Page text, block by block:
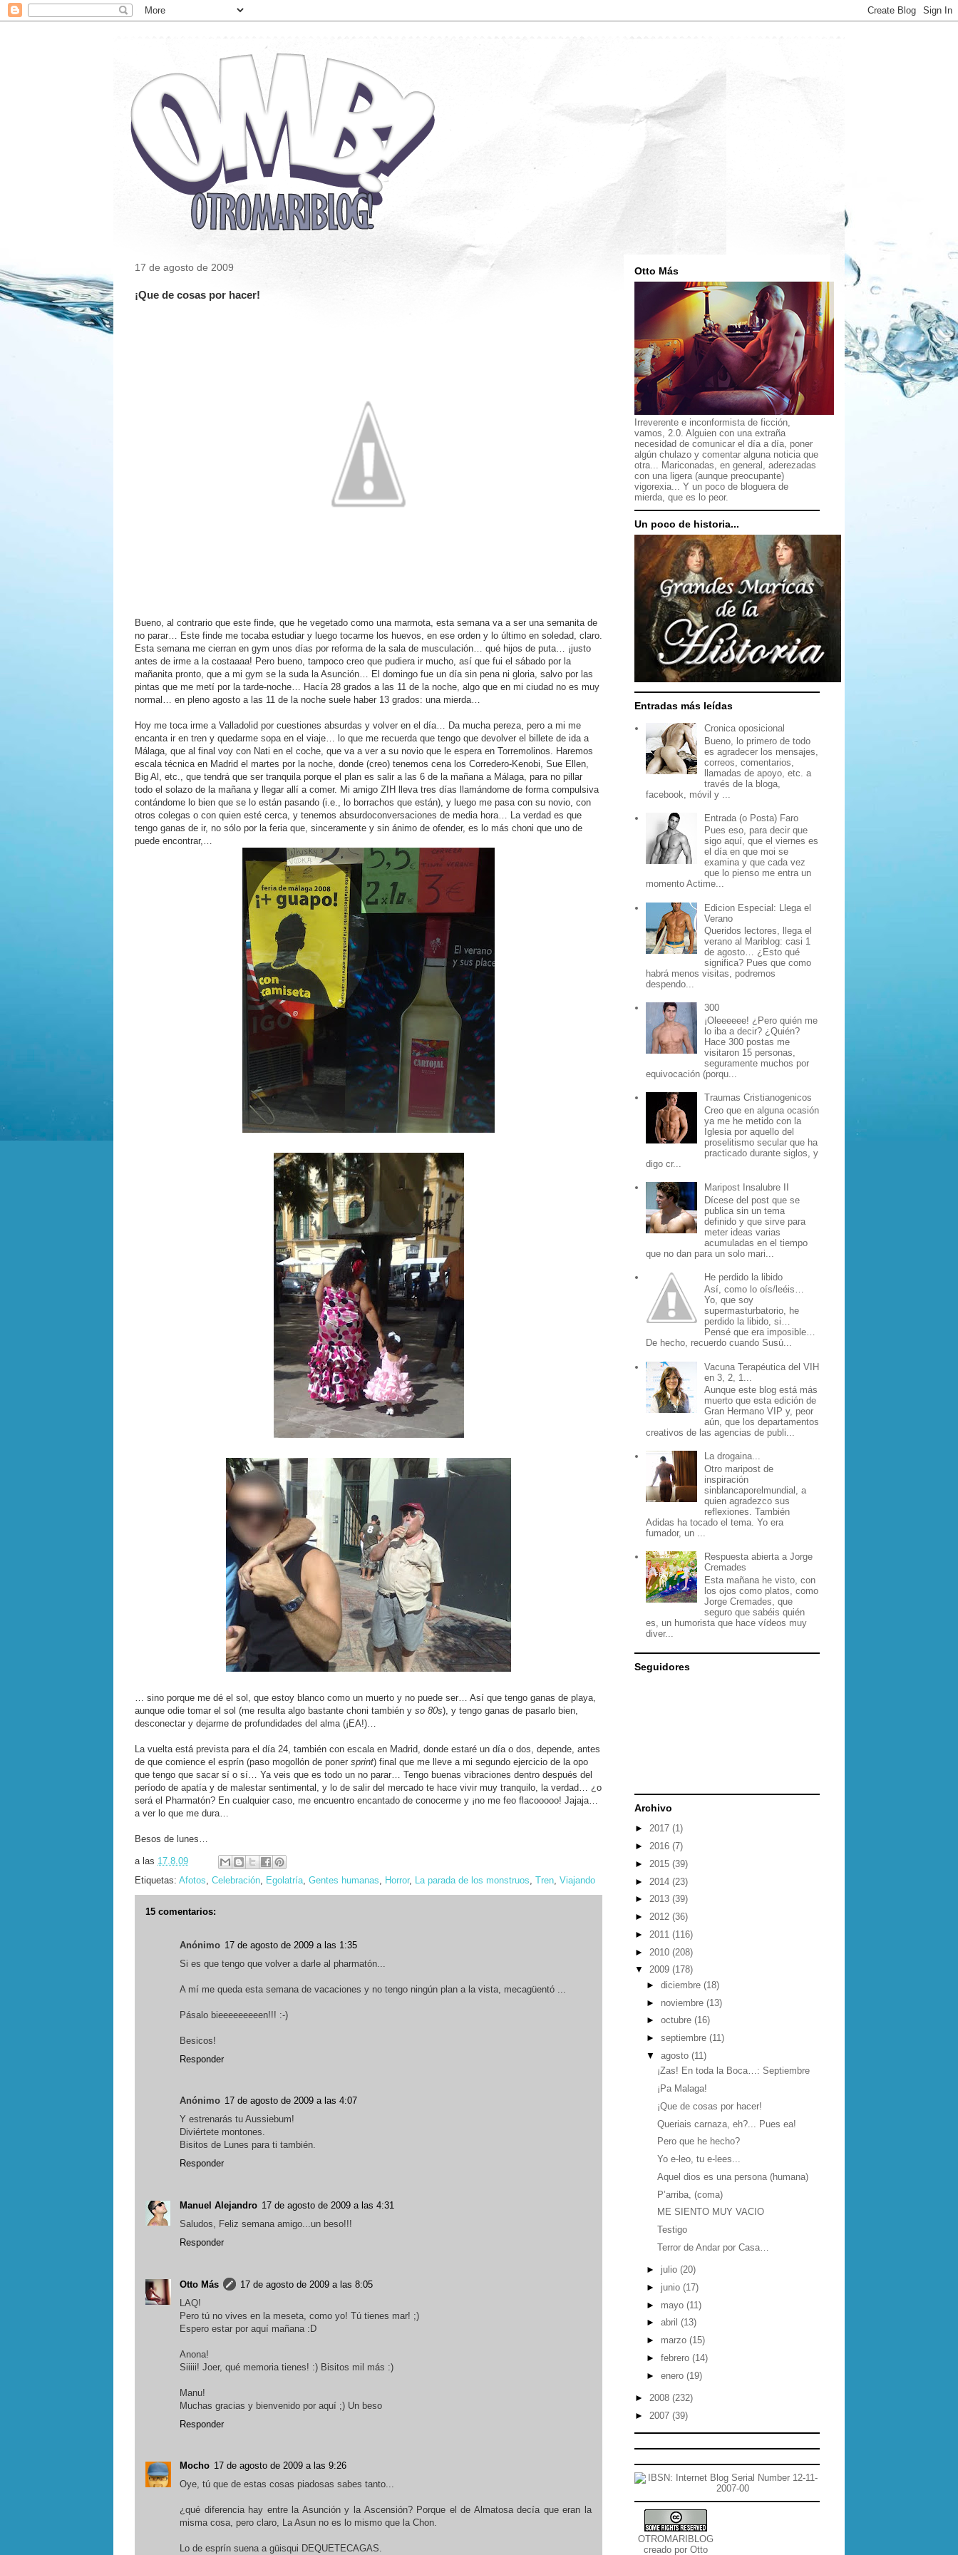
17 de agosto de 2009
¡Que de cosas por hacer!
Bueno, al contrario que este finde, que he vegetado como una marmota, esta semana va a ser una semanita de
no parar… Este finde me tocaba estudiar y luego tocarme los huevos, en ese orden y lo último en soledad, claro.
Esta semana me cierran en gym unos días por reforma de la sala de musculación… qué hijos de puta… ¡justo
antes de irme a la costaaaa! Pero bueno, tampoco creo que pudiera ir mucho, así que fui el sábado por la
mañanita pronto, que a mi gym se la suda la Asunción… El domingo fue un día sin pena ni gloria, salvo por las
pintas que me metí por la tarde-noche… Hacía 28 grados a las 11 de la noche, algo que en mi ciudad no es muy
normal… en pleno agosto a las 11 de la noche suele haber 13 grados: una mierda…
Hoy me toca irme a Valladolid por cuestiones absurdas y volver en el día… Da mucha pereza, pero a mi me
encanta ir en tren y quedarme sopa en el viaje… lo que me recuerda que tengo que devolver el billete de ida a
Málaga, que al final voy con Nati en el coche, que va a ver a su novio que le espera en Torremolinos. Haremos
escala técnica en Madrid el martes por la noche, donde (creo) tenemos cena los Corredero-Kenobi, Sue Ellen,
Big Al, etc., que tendrá que ser tranquila porque el plan es salir a las 6 de la mañana a Málaga, para no pillar
todo el solazo de la mañana y llegar allí a comer. Mi amigo ZIH lleva tres días llamándome de forma compulsiva
contándome lo bien que se lo están pasando (i.e., lo borrachos que están), y luego me pasa con su novio, con
otros colegas o con quien esté cerca, y tenemos absurdoconversaciones de media hora… La verdad es que
tengo ganas de ir, no sólo por la feria que, sinceramente y sin ánimo de ofender, es lo más choni que uno de
puede encontrar,…
… sino porque me dé el sol, que estoy blanco como un muerto y no puede ser… Así que tengo ganas de playa,
aunque odie tomar el sol (me resulta algo bastante choni también y so 80s), y tengo ganas de pasarlo bien,
desconectar y dejarme de profundidades del alma (¡EA!)…
La vuelta está prevista para el día 24, también con escala en Madrid, donde estaré un día o dos, depende, antes
de que comience el esprín (paso mogollón de poner sprint) final que me lleve a mi segundo ejercicio de la opo
que tengo que sacar sí o sí… Ya veis que es todo un no parar… Tengo buenas vibraciones dentro después del
período de apatía y de malestar sentimental, y lo de salir del mercado te hace vivir muy tranquilo, la verdad… ¿o
será el Pharmatón? En cualquier caso, me encuentro encantado de conocerme y ¡no me feo flacooooo! Jajaja…
a ver lo que me dura…
Besos de lunes…
a las 17.8.09
Etiquetas: Afotos, Celebración, Egolatría, Gentes humanas, Horror, La parada de los monstruos, Tren, Viajando
15 comentarios:
Anónimo 17 de agosto de 2009 a las 1:35
Si es que tengo que volver a darle al pharmatón...
A mí me queda esta semana de vacaciones y no tengo ningún plan a la vista, mecagüentó ...
Pásalo bieeeeeeeeen!!! :-)
Besicos!
Responder
Anónimo 17 de agosto de 2009 a las 4:07
Y estrenarás tu Aussiebum!
Diviértete montones.
Bisitos de Lunes para ti también.
Responder
Manuel Alejandro 17 de agosto de 2009 a las 4:31
Saludos, Feliz semana amigo...un beso!!!
Responder
Otto Más
17 de agosto de 2009 a las 8:05
LAQ!
Pero tú no vives en la meseta, como yo! Tú tienes mar! ;)
Espero estar por aquí mañana :D
Anona!
Siiiii! Joer, qué memoria tienes! :) Bisitos mil más :)
Manu!
Muchas gracias y bienvenido por aquí ;) Un beso
Responder
Mocho 17 de agosto de 2009 a las 9:26
Oye, tú que de estas cosas piadosas sabes tanto...
¿qué diferencia hay entre la Asunción y la Ascensión? Porque el de Almatosa decía que eran la
misma cosa, pero claro, La Asun no es lo mismo que la Chon.
Lo de esprín suena a güisqui DEQUETECAGAS.
Otto Más
Irreverente e inconformista de ficción,
vamos, 2.0. Alguien con una extraña
necesidad de comunicar el día a día, poner
algún chulazo y comentar alguna noticia que
otra... Mariconadas, en general, aderezadas
con una ligera (aunque preocupante)
vigorexia... Y un poco de bloguera de
mierda, que es lo peor.
Un poco de historia...
Entradas más leídas
Cronica oposicional
Bueno, lo primero de todo
es agradecer los mensajes,
correos, comentarios,
llamadas de apoyo, etc. a
través de la bloga,
facebook, móvil y ...
Entrada (o Posta) Faro
Pues eso, para decir que
sigo aquí, que el viernes es
el día en que moi se
examina y que cada vez
que lo pienso me entra un
momento Actime...
Edicion Especial: Llega el
Verano
Queridos lectores, llega el
verano al Mariblog: casi 1
de agosto… ¿Esto qué
significa? Pues que como
habrá menos visitas, podremos
despendo...
300
¡Oleeeeee! ¿Pero quién me
lo iba a decir? ¿Quién?
Hace 300 postas me
visitaron 15 personas,
seguramente muchos por
equivocación (porqu...
Traumas Cristianogenicos
Creo que en alguna ocasión
ya me he metido con la
Iglesia por aquello del
proselitismo secular que ha
practicado durante siglos, y
digo cr...
Maripost Insalubre II
Dícese del post que se
publica sin un tema
definido y que sirve para
meter ideas varias
acumuladas en el tiempo
que no dan para un solo mari...
He perdido la libido
Así, como lo oís/leéis…
Yo, que soy
supermasturbatorio, he
perdido la libido, si…
Pensé que era imposible…
De hecho, recuerdo cuando Susú...
Vacuna Terapéutica del VIH
en 3, 2, 1...
Aunque este blog está más
muerto que esta edición de
Gran Hermano VIP y, peor
aún, que los departamentos
creativos de las agencias de publi...
La drogaina...
Otro maripost de
inspiración
sinblancaporelmundial, a
quien agradezco sus
reflexiones. También
Adidas ha tocado el tema. Yo era
fumador, un ...
Respuesta abierta a Jorge
Cremades
Esta mañana he visto, con
los ojos como platos, como
Jorge Cremades, que
seguro que sabéis quién
es, un humorista que hace vídeos muy
diver...
Seguidores
Archivo
► 2017 (1)
► 2016 (7)
► 2015 (39)
► 2014 (23)
► 2013 (39)
► 2012 (36)
► 2011 (116)
► 2010 (208)
▼ 2009 (178)
► diciembre (18)
► noviembre (13)
► octubre (16)
► septiembre (11)
▼ agosto (11)
¡Zas! En toda la Boca…: Septiembre
¡Pa Malaga!
¡Que de cosas por hacer!
Queriais carnaza, eh?... Pues ea!
Pero que he hecho?
Yo e-leo, tu e-lees...
Aquel dios es una persona (humana)
P’arriba, (coma)
ME SIENTO MUY VACIO
Testigo
Terror de Andar por Casa…
► julio (20)
► junio (17)
► mayo (11)
► abril (13)
► marzo (15)
► febrero (14)
► enero (19)
► 2008 (232)
► 2007 (39)
OTROMARIBLOG
creado por Otto